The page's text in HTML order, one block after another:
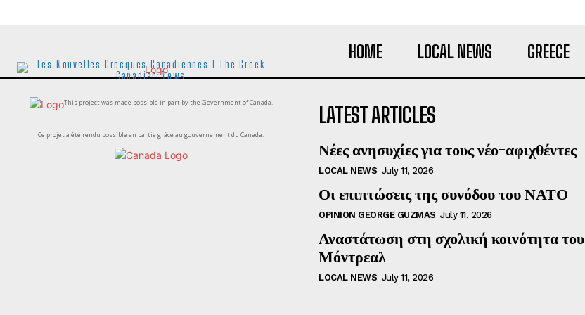
HOME LOCAL NEWS GREECE
Les Nouvelles Grecques Canadiennes I The Greek
Canadian News
This project was made possible in part by the Government of Canada.
Ce projet a été rendu possible en partie grâce au gouvernement du Canada.
LATEST ARTICLES
Νέες ανησυχίες για τους νέο-αφιχθέντες
LOCAL NEWS July 11, 2026
Οι επιπτώσεις της συνόδου του ΝΑΤΟ
OPINION GEORGE GUZMAS July 11, 2026
Αναστάτωση στη σχολική κοινότητα του
Μόντρεαλ
LOCAL NEWS July 11, 2026